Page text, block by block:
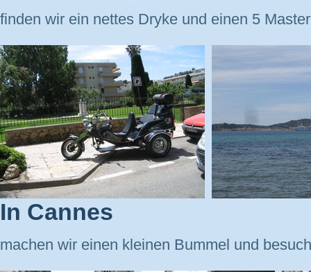
finden wir ein nettes Dryke und einen 5 Master
In Cannes
machen wir einen kleinen Bummel und